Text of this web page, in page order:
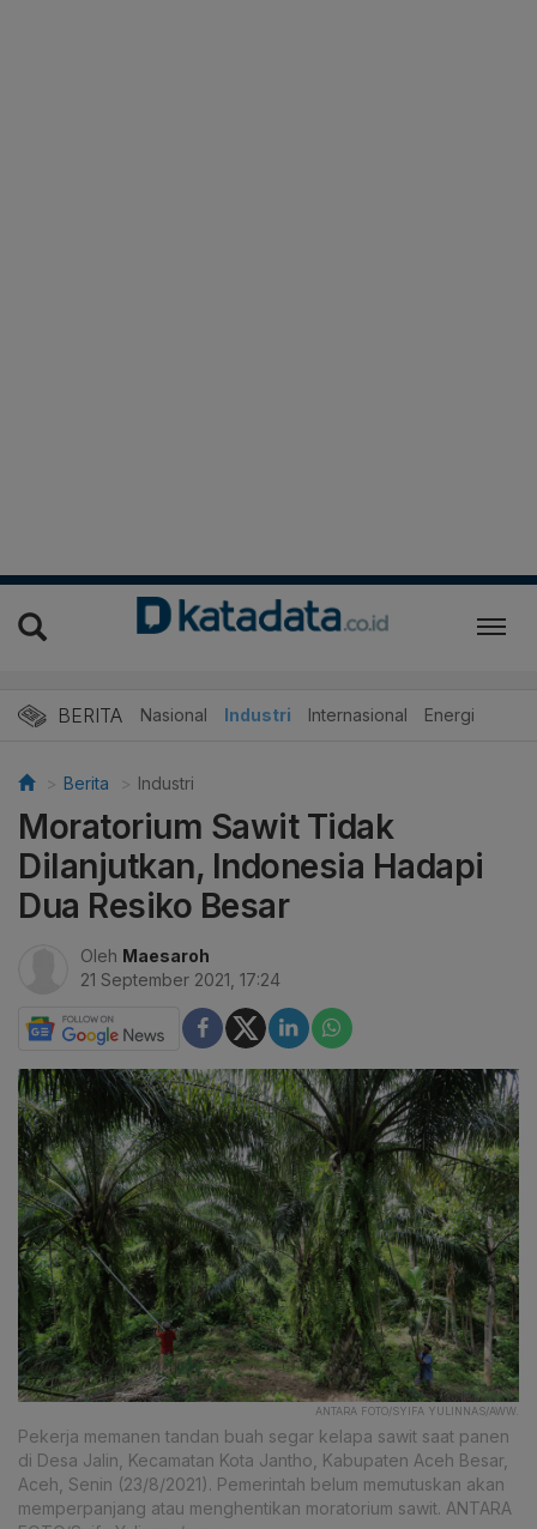
BERITA Nasional Industri Internasional Energi
Berita Industri
Moratorium Sawit Tidak
Dilanjutkan, Indonesia Hadapi
Dua Resiko Besar
Oleh Maesaroh
21 September 2021, 17:24
ANTARA FOTO/SYIFA YULINNAS/AWW.
Pekerja memanen tandan buah segar kelapa sawit saat panen
di Desa Jalin, Kecamatan Kota Jantho, Kabupaten Aceh Besar,
Aceh, Senin (23/8/2021). Pemerintah belum memutuskan akan
memperpanjang atau menghentikan moratorium sawit. ANTARA